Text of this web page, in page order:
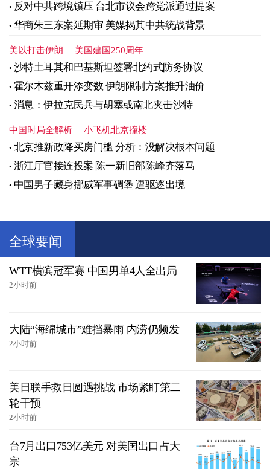
反对中共跨境镇压 台北市议会跨党派通过提案
华商朱三东案延期审 美媒揭其中共统战背景
美以打击伊朗 美国建国250周年
沙特土耳其和巴基斯坦签署北约式防务协议
霍尔木兹重开添变数 伊朗限制方案推升油价
消息：伊拉克民兵与胡塞或南北夹击沙特
中国时局全解析 小飞机北京撞楼
北京推新政降买房门槛 分析：没解决根本问题
浙江厅官接连投案 陈一新旧部陈峰齐落马
中国男子藏身挪威军事碉堡 遭驱逐出境
全球要闻
WTT横滨冠军赛 中国男单4人全出局
2小时前
大陆“海绵城市”难挡暴雨 内涝仍频发
2小时前
美日联手救日圆遇挑战 市场紧盯第二
轮干预
2小时前
台7月出口753亿美元 对美国出口占大
宗